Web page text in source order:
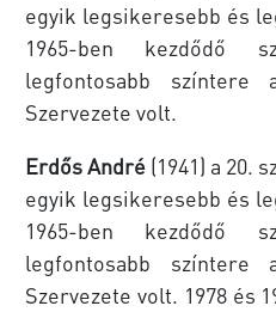
egyik legsikeresebb és
1965-ben kezdődő
legfontosabb színtere
Szervezete volt.
Erdős André (1941) a 20.
egyik legsikeresebb és
1965-ben kezdődő
legfontosabb színtere
Szervezete volt. 1978 és